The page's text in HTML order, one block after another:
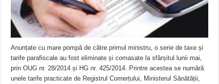
Anunțate cu mare pompă de către primul ministru, o serie de taxe și
tarife parafiscale au fost eliminate și comasate la sfârșitul lunii mai,
prin OUG nr. 28/2014 și HG nr. 425/2014. Printre acestea se numără
unele tarife practicate de Registrul Comerțului, Ministerul Sănătății,